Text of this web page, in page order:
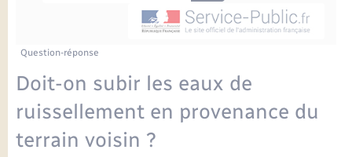
Organisation d’événement
Sécurité - Prévention
Commerces - Entreprises - Emploi
Plan interactif
La Communauté de communes
Question-réponse
Doit-on subir les eaux de
ruissellement en provenance du
terrain voisin ?